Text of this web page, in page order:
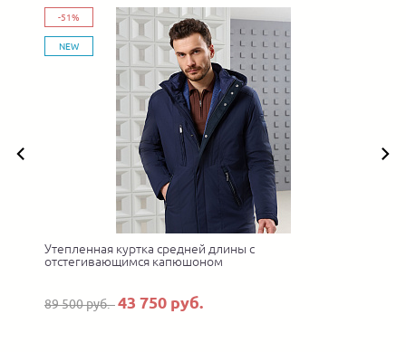
-51%
NEW
Утепленная куртка средней длины с
отстегивающимся капюшоном
89 500 руб.43 750 руб.